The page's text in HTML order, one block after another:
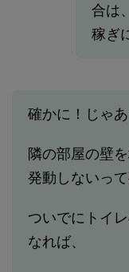
合は
稼ぎ
確かに！じゃ
隣の部屋の壁
発動しないって
ついでにトイ
なれば、